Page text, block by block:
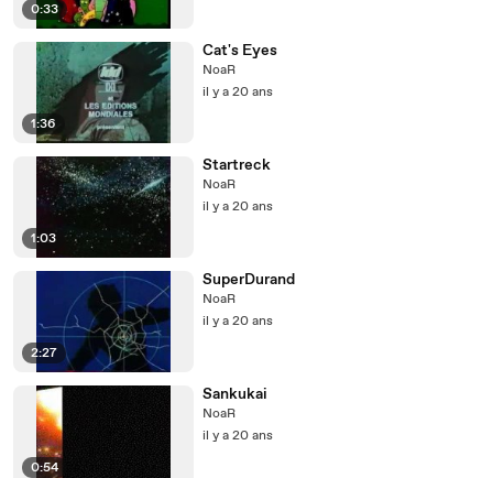
0:33
1:36
Cat's Eyes
NoaR
il y a 20 ans
1:03
Startreck
NoaR
il y a 20 ans
2:27
SuperDurand
NoaR
il y a 20 ans
0:54
Sankukai
NoaR
il y a 20 ans